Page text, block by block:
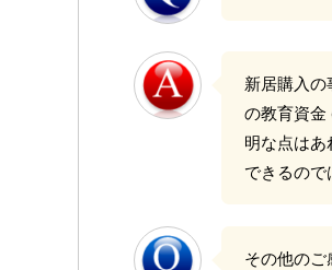
新居購入
の教育資金
明な点は
できるので
その他のご